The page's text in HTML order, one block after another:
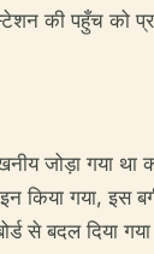
की पहुँच को
जोड़ा गया था
किया गया, इस
से बदल दिया